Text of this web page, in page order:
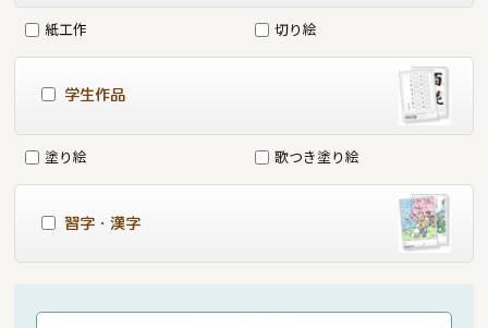
紙工作 切り絵
学生作品
塗り絵 歌つき塗り絵
習字・漢字